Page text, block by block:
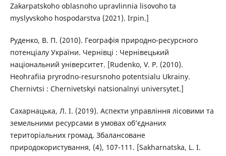
Zakarpatskoho oblasnoho upravlinnia lisovoho ta
myslyvskoho hospodarstva (2021). Irpin.]
Руденко, В. П. (2010). Географія природно-ресурсного
потенціалу України. Чернівці : Чернівецький
національний університет. [Rudenko, V. P. (2010).
Heohrafiia pryrodno-resursnoho potentsialu Ukrainy.
Chernivtsi : Chernivetskyi natsionalnyi universytet.]
Сахарнацька, Л. І. (2019). Аспекти управління лісовими та
земельними ресурсами в умовах об’єднаних
територіальних громад. Збалансоване
природокористування, (4), 107-111. [Sakharnatska, L. I.